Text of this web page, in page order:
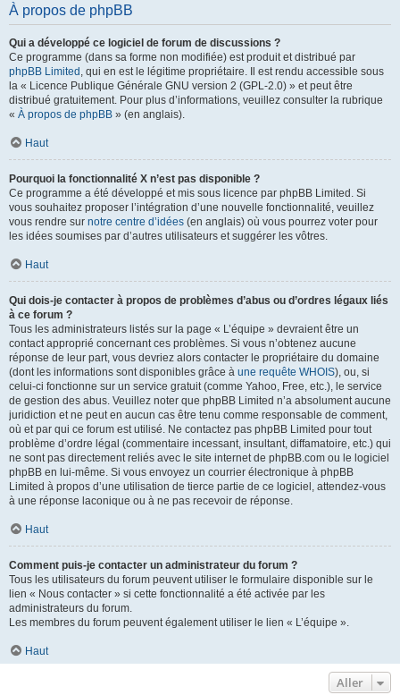
À propos de phpBB
Qui a développé ce logiciel de forum de discussions ?
Ce programme (dans sa forme non modifiée) est produit et distribué par
phpBB Limited , qui en est le légitime propriétaire. Il est rendu accessible sous
la « Licence Publique Générale GNU version 2 (GPL-2.0) » et peut être
distribué gratuitement. Pour plus d’informations, veuillez consulter la rubrique
« À propos de phpBB » (en anglais).
Haut
Pourquoi la fonctionnalité X n’est pas disponible ?
Ce programme a été développé et mis sous licence par phpBB Limited. Si
vous souhaitez proposer l’intégration d’une nouvelle fonctionnalité, veuillez
vous rendre sur notre centre d’idées (en anglais) où vous pourrez voter pour
les idées soumises par d’autres utilisateurs et suggérer les vôtres.
Haut
Qui dois-je contacter à propos de problèmes d’abus ou d’ordres légaux liés
à ce forum ?
Tous les administrateurs listés sur la page « L’équipe » devraient être un
contact approprié concernant ces problèmes. Si vous n’obtenez aucune
réponse de leur part, vous devriez alors contacter le propriétaire du domaine
(dont les informations sont disponibles grâce à une requête WHOIS), ou, si
celui-ci fonctionne sur un service gratuit (comme Yahoo, Free, etc.), le service
de gestion des abus. Veuillez noter que phpBB Limited n’a absolument aucune
juridiction et ne peut en aucun cas être tenu comme responsable de comment,
où et par qui ce forum est utilisé. Ne contactez pas phpBB Limited pour tout
problème d’ordre légal (commentaire incessant, insultant, diffamatoire, etc.) qui
ne sont pas directement reliés avec le site internet de phpBB.com ou le logiciel
phpBB en lui-même. Si vous envoyez un courrier électronique à phpBB
Limited à propos d’une utilisation de tierce partie de ce logiciel, attendez-vous
à une réponse laconique ou à ne pas recevoir de réponse.
Haut
Comment puis-je contacter un administrateur du forum ?
Tous les utilisateurs du forum peuvent utiliser le formulaire disponible sur le
lien « Nous contacter » si cette fonctionnalité a été activée par les
administrateurs du forum.
Les membres du forum peuvent également utiliser le lien « L’équipe ».
Haut
Aller